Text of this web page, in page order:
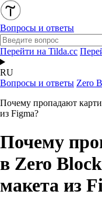
Вопросы и ответы
Перейти на Tilda.cc
RU
Вопросы и ответы Zero
Почему пропадают
из Figma?
Почему
в Zero
макета из